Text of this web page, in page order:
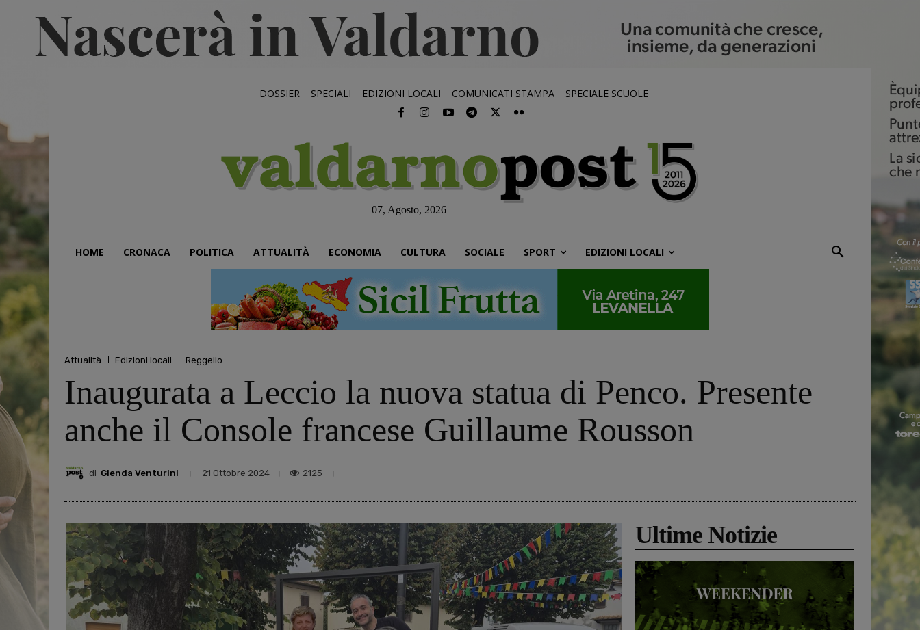
DOSSIER SPECIALI EDIZIONI LOCALI COMUNICATI STAMPA SPECIALE SCUOLE
07, Agosto, 2026
HOME CRONACA POLITICA ATTUALITÀ ECONOMIA CULTURA SOCIALE SPORT EDIZIONI LOCALI
Attualità Edizioni locali Reggello
Inaugurata a Leccio la nuova statua di Penco. Presente
anche il Console francese Guillaume Rousson
di Glenda Venturini 21 Ottobre 2024 2125
Ultime Notizie